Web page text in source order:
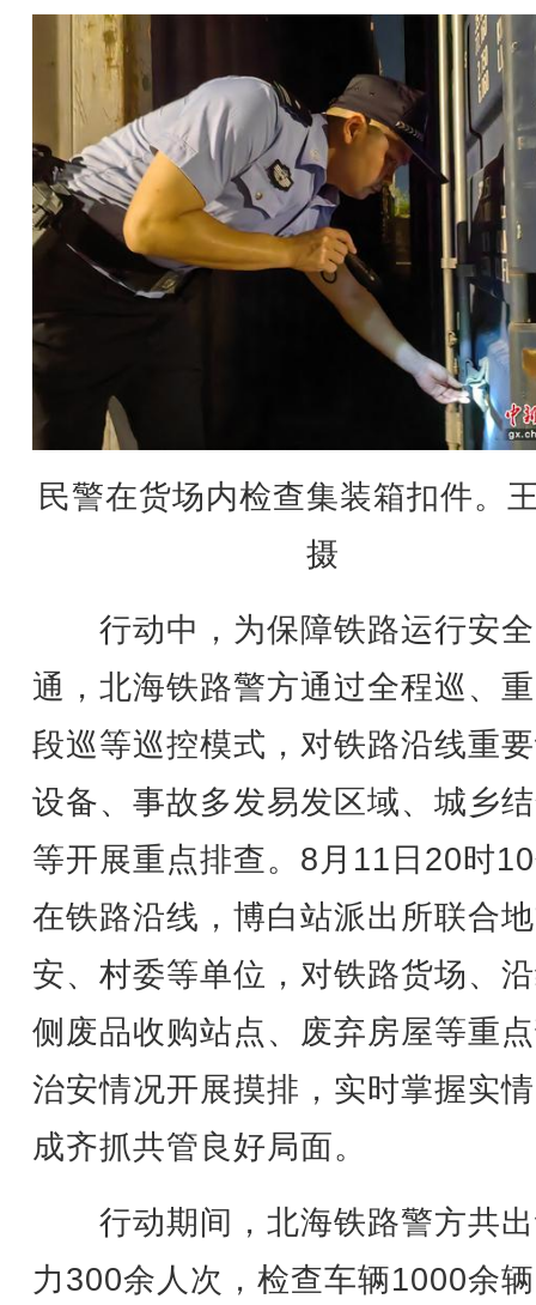
民警在货场内检查集装箱扣件。
摄
行动中，为保障铁路运行安
通，北海铁路警方通过全程巡、
段巡等巡控模式，对铁路沿线重
设备、事故多发易发区域、城乡
等开展重点排查。8月11日20时
在铁路沿线，博白站派出所联合
安、村委等单位，对铁路货场、
侧废品收购站点、废弃房屋等重
治安情况开展摸排，实时掌握实
成齐抓共管良好局面。
行动期间，北海铁路警方共
力300余人次，检查车辆1000余